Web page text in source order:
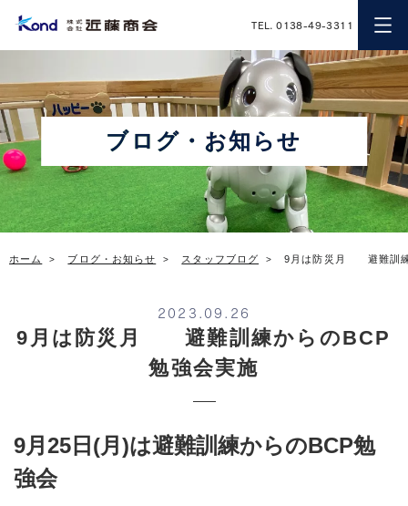
近藤商会
TEL. 0138-49-3311
ブログ・お知らせ
ホーム ブログ・お知らせ スタッフブログ 9月は防災月 避難訓練
2023.09.26
9月は防災月 避難訓練からのBCP
勉強会実施
9月25日(月)は避難訓練からのBCP勉
強会